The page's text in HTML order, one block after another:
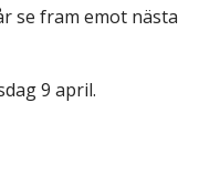
se fram emot nästa
9 april.